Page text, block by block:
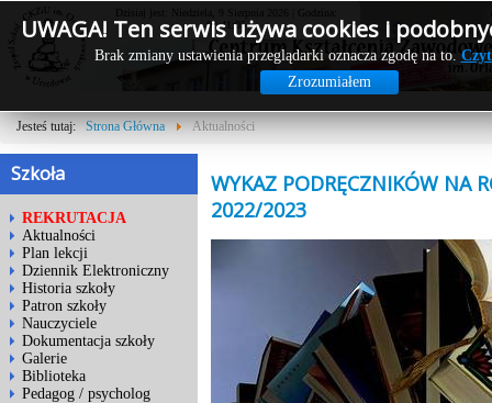
UWAGA! Ten serwis używa cookies i
Brak zmiany ustawienia przeglądarki oznacza zgodę na to.
Zrozumiałem
Dzisiaj jest: Niedziela, 9 Sierpnia 2026 | Godzina:
03:41:06
Jesteś tutaj: Strona Główna Aktualności
Szkoła
REKRUTACJA
Aktualności
Plan lekcji
Dziennik Elektroniczny
Historia szkoły
Patron szkoły
Nauczyciele
Dokumentacja szkoły
Galerie
Biblioteka
Pedagog / psycholog
WYKAZ PODRĘCZNIKÓW NA
2022/2023